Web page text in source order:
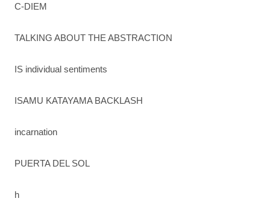
C-DIEM
TALKING ABOUT THE ABSTRACTION
IS individual sentiments
ISAMU KATAYAMA BACKLASH
incarnation
PUERTA DEL SOL
h